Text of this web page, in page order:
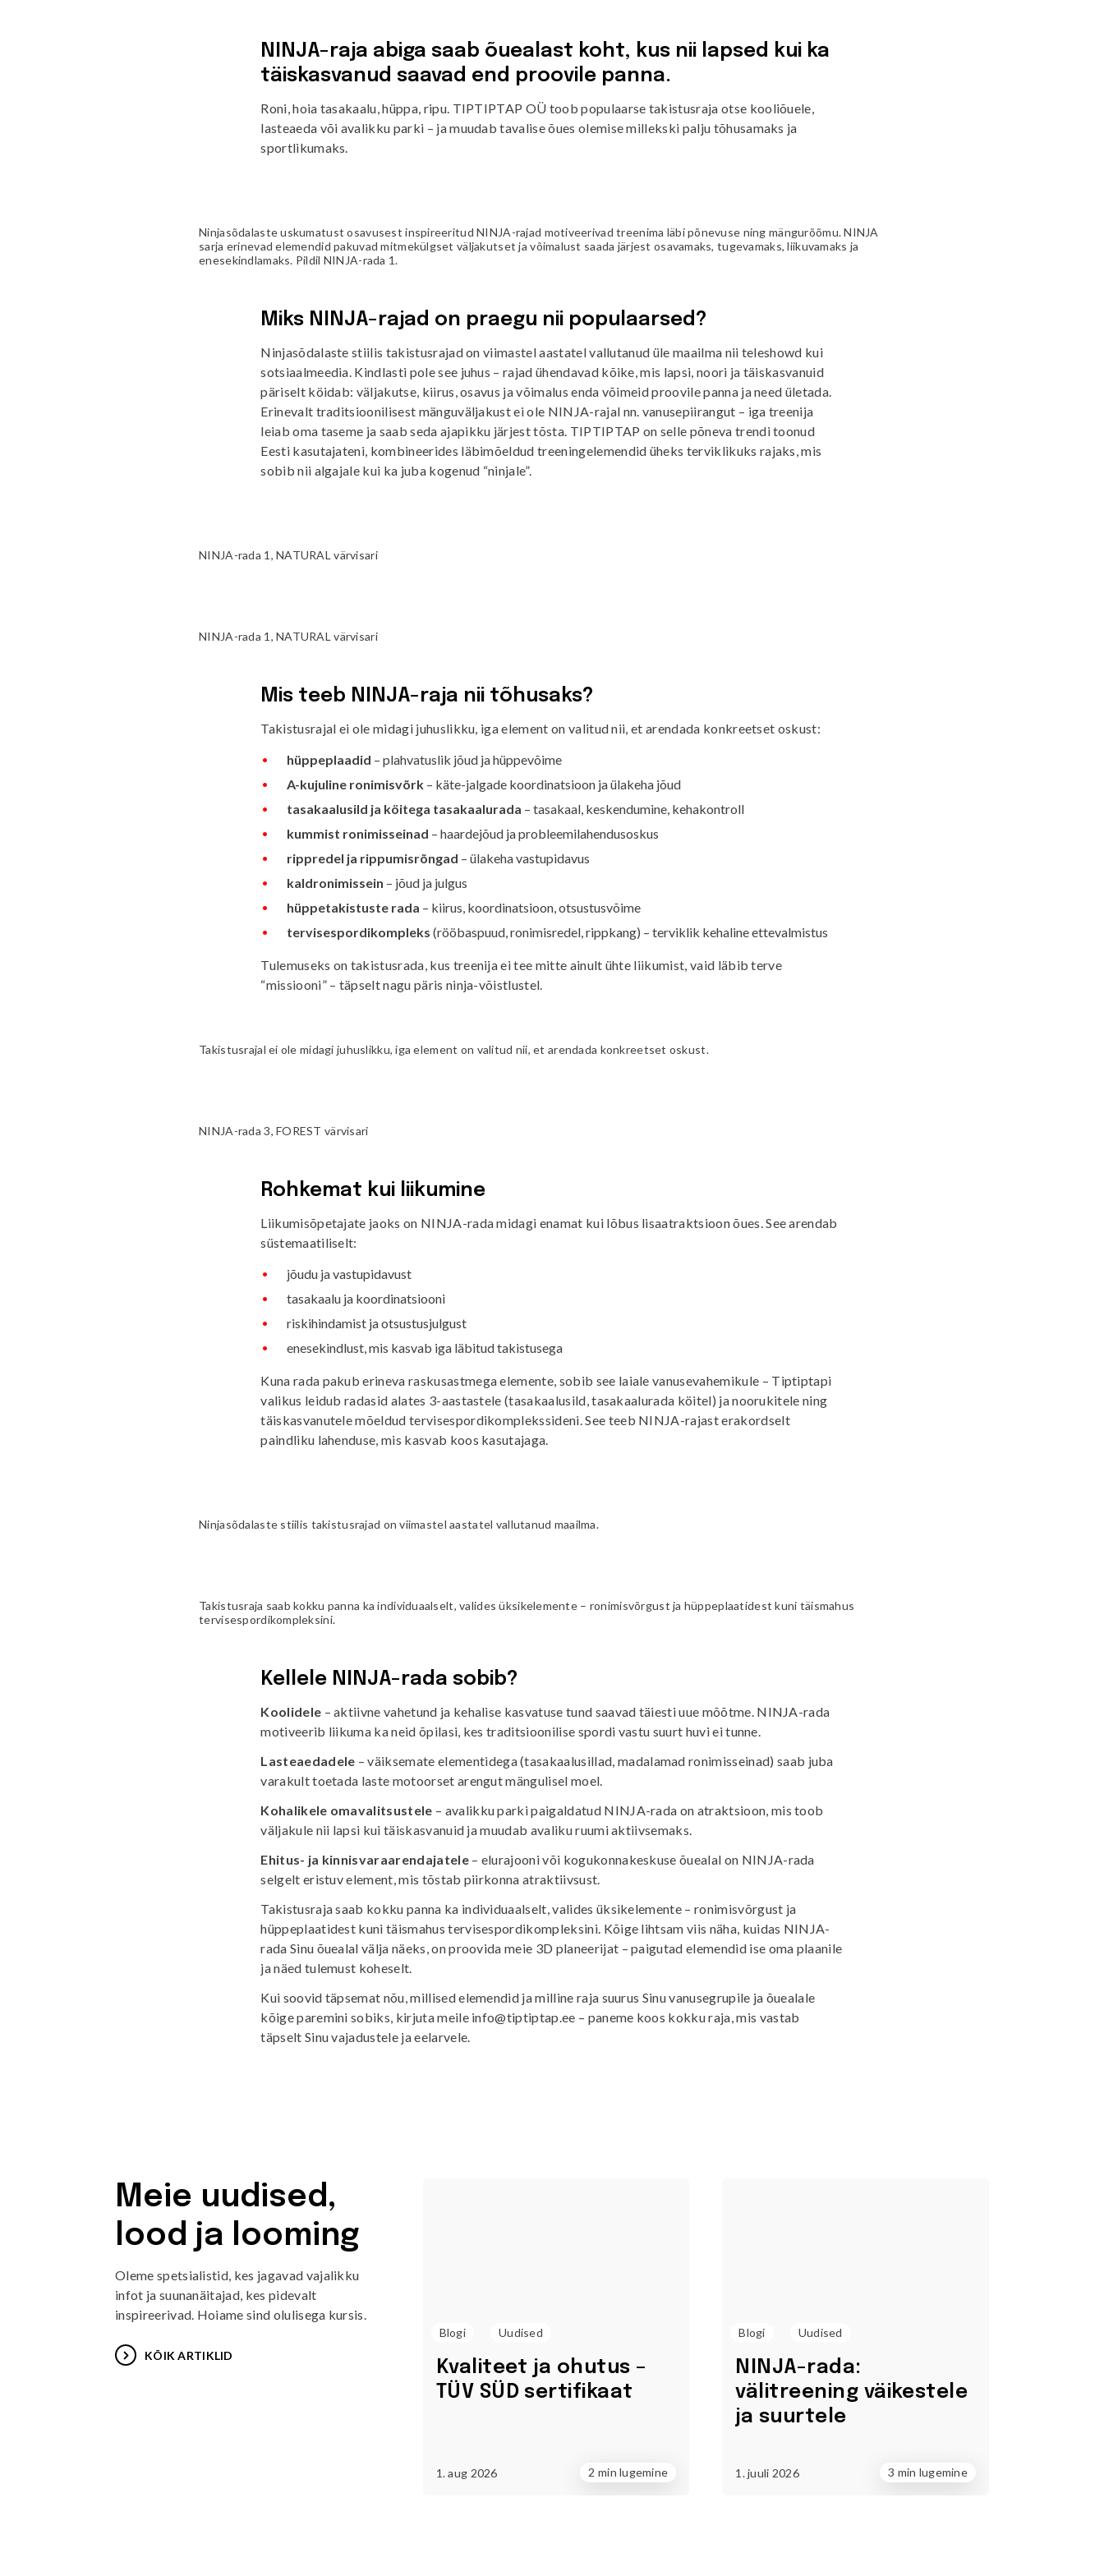
Interaktiivsed - ja teadustooted
Spooky mänguvahendid
ALUSKATTEMATERJALID
Kõik tooted
UUS! Kunstmuru turvaaluskate
Kummist murukärg
Kõik tooted
Linnaruumi tooted
Laste lauad ja pingid
Pargipingid
Prügikastid
Seenioritele
NINJA-raja abiga saab õuealast koht, kus nii lapsed kui ka
täiskasvanud saavad end proovile panna.
Roni, hoia tasakaalu, hüppa, ripu. TIPTIPTAP OÜ toob populaarse takistusraja otse kooliõuele,
lasteaeda või avalikku parki – ja muudab tavalise õues olemise millekski palju tõhusamaks ja
sportlikumaks.
Ninjasõdalaste uskumatust osavusest inspireeritud NINJA-rajad motiveerivad treenima läbi põnevuse ning mängurõõmu. NINJA
sarja erinevad elemendid pakuvad mitmekülgset väljakutset ja võimalust saada järjest osavamaks, tugevamaks, liikuvamaks ja
enesekindlamaks. Pildil NINJA-rada 1.
Miks NINJA-rajad on praegu nii populaarsed?
Ninjasõdalaste stiilis takistusrajad on viimastel aastatel vallutanud üle maailma nii teleshowd kui
sotsiaalmeedia. Kindlasti pole see juhus – rajad ühendavad kõike, mis lapsi, noori ja täiskasvanuid
päriselt köidab: väljakutse, kiirus, osavus ja võimalus enda võimeid proovile panna ja need ületada.
Erinevalt traditsioonilisest mänguväljakust ei ole NINJA-rajal nn. vanusepiirangut – iga treenija
leiab oma taseme ja saab seda ajapikku järjest tõsta. TIPTIPTAP on selle põneva trendi toonud
Eesti kasutajateni, kombineerides läbimõeldud treeningelemendid üheks terviklikuks rajaks, mis
sobib nii algajale kui ka juba kogenud “ninjale”.
NINJA-rada 1, NATURAL värvisari
NINJA-rada 1, NATURAL värvisari
Mis teeb NINJA-raja nii tõhusaks?
Takistusrajal ei ole midagi juhuslikku, iga element on valitud nii, et arendada konkreetset oskust:
hüppeplaadid – plahvatuslik jõud ja hüppevõime
A-kujuline ronimisvõrk – käte-jalgade koordinatsioon ja ülakeha jõud
tasakaalusild ja köitega tasakaalurada – tasakaal, keskendumine, kehakontroll
kummist ronimisseinad – haardejõud ja probleemilahendusoskus
rippredel ja rippumisrõngad – ülakeha vastupidavus
kaldronimissein – jõud ja julgus
hüppetakistuste rada – kiirus, koordinatsioon, otsustusvõime
tervisespordikompleks (rööbaspuud, ronimisredel, rippkang) – terviklik kehaline ettevalmistus
Tulemuseks on takistusrada, kus treenija ei tee mitte ainult ühte liikumist, vaid läbib terve
“missiooni” – täpselt nagu päris ninja-võistlustel.
Takistusrajal ei ole midagi juhuslikku, iga element on valitud nii, et arendada konkreetset oskust.
NINJA-rada 3, FOREST värvisari
Rohkemat kui liikumine
Liikumisõpetajate jaoks on NINJA-rada midagi enamat kui lõbus lisaatraktsioon õues. See arendab
süstemaatiliselt:
jõudu ja vastupidavust
tasakaalu ja koordinatsiooni
riskihindamist ja otsustusjulgust
enesekindlust, mis kasvab iga läbitud takistusega
Kuna rada pakub erineva raskusastmega elemente, sobib see laiale vanusevahemikule – Tiptiptapi
valikus leidub radasid alates 3-aastastele (tasakaalusild, tasakaalurada köitel) ja noorukitele ning
täiskasvanutele mõeldud tervisespordikomplekssideni. See teeb NINJA-rajast erakordselt
paindliku lahenduse, mis kasvab koos kasutajaga.
Ninjasõdalaste stiilis takistusrajad on viimastel aastatel vallutanud maailma.
Takistusraja saab kokku panna ka individuaalselt, valides üksikelemente – ronimisvõrgust ja hüppeplaatidest kuni täismahus
tervisespordikompleksini.
Kellele NINJA-rada sobib?
Koolidele – aktiivne vahetund ja kehalise kasvatuse tund saavad täiesti uue mõõtme. NINJA-rada
motiveerib liikuma ka neid õpilasi, kes traditsioonilise spordi vastu suurt huvi ei tunne.
Lasteaedadele – väiksemate elementidega (tasakaalusillad, madalamad ronimisseinad) saab juba
varakult toetada laste motoorset arengut mängulisel moel.
Kohalikele omavalitsustele – avalikku parki paigaldatud NINJA-rada on atraktsioon, mis toob
väljakule nii lapsi kui täiskasvanuid ja muudab avaliku ruumi aktiivsemaks.
Ehitus- ja kinnisvaraarendajatele– elurajooni või kogukonnakeskuse õuealal on NINJA-rada
selgelt eristuv element, mis tõstab piirkonna atraktiivsust.
Takistusraja saab kokku panna ka individuaalselt, valides üksikelemente – ronimisvõrgust ja
hüppeplaatidest kuni täismahus tervisespordikompleksini. Kõige lihtsam viis näha, kuidas NINJA-
rada Sinu õuealal välja näeks, on proovida meie 3D planeerijat – paigutad elemendid ise oma plaanile
ja näed tulemust koheselt.
Kui soovid täpsemat nõu, millised elemendid ja milline raja suurus Sinu vanusegrupile ja õuealale
kõige paremini sobiks, kirjuta meile info@tiptiptap.ee – paneme koos kokku raja, mis vastab
täpselt Sinu vajadustele ja eelarvele.
Meie uudised,
lood ja looming
Oleme spetsialistid, kes jagavad vajalikku
infot ja suunanäitajad, kes pidevalt
inspireerivad. Hoiame sind olulisega kursis.
KÕIK ARTIKLID
Blogi Uudised
Kvaliteet ja ohutus –
TÜV SÜD sertifikaat
1. aug 2026 2 min lugemine
Blogi Uudised
NINJA-rada:
välitreening väikestele
ja suurtele
1. juuli 2026 3 min lugemine